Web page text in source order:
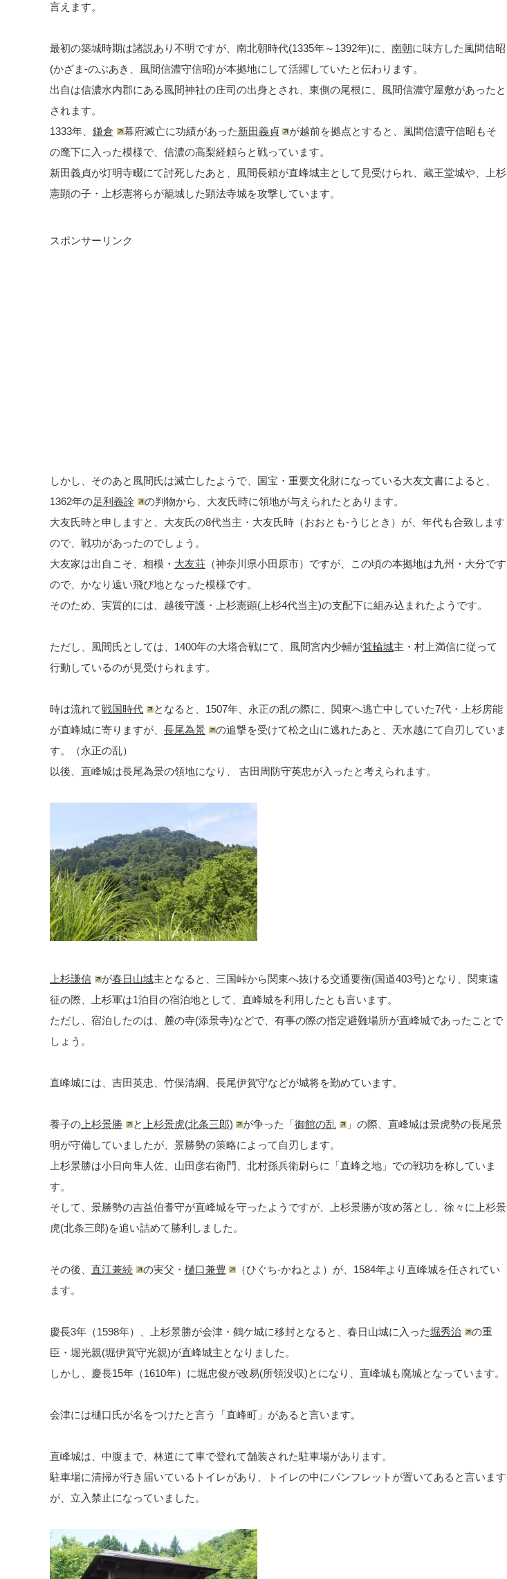
言えます。
最初の築城時期は諸説あり不明ですが、南北朝時代(1335年～1392年)に、 南朝に味方した風間信昭
(かざま-のぶあき、風間信濃守信昭)が本拠地にして活躍していたと伝わります。
出自は信濃水内郡にある風間神社の庄司の出身とされ、東側の尾根に、風間信濃守屋敷があったと
されます。
1333年、 鎌倉 幕府滅亡に功績があった新田義貞
が越前を拠点とすると、風間信濃守信昭もそ
の麾下に入った模様で、信濃の高梨経頼らと戦っています。
新田義貞が灯明寺畷にて討死したあと、風間長頼が直峰城主として見受けられ、蔵王堂城や、上杉
憲顕の子・上杉憲将らが籠城した顕法寺城を攻撃しています。
スポンサーリンク
しかし、そのあと風間氏は滅亡したようで、国宝・重要文化財になっている大友文書によると、
1362年の足利義詮
の判物から、大友氏時に領地が与えられたとあります。
大友氏時と申しますと、大友氏の8代当主・大友氏時（おおとも-うじとき）が、年代も合致します
ので、戦功があったのでしょう。
大友家は出自こそ、相模・ 大友荘 （神奈川県小田原市）ですが、この頃の本拠地は九州・大分です
ので、かなり遠い飛び地となった模様です。
そのため、実質的には、越後守護・上杉憲顕(上杉4代当主)の支配下に組み込まれたようです。
ただし、風間氏としては、1400年の大塔合戦にて、風間宮内少輔が箕輪城主・村上満信に従って
行動しているのが見受けられます。
時は流れて戦国時代
となると、1507年、永正の乱の際に、関東へ逃亡中していた7代・上杉房能
が直峰城に寄りますが、 長尾為景
の追撃を受けて松之山に逃れたあと、天水越にて自刃していま
す。（永正の乱）
以後、直峰城は長尾為景の領地になり、 吉田周防守英忠が入ったと考えられます。
上杉謙信 が春日山城主となると、三国峠から関東へ抜ける交通要衡(国道403号)となり、関東遠
征の際、上杉軍は1泊目の宿泊地として、直峰城を利用したとも言います。
ただし、宿泊したのは、麓の寺(添景寺)などで、有事の際の指定避難場所が直峰城であったことで
しょう。
直峰城には、吉田英忠、竹俣清綱、長尾伊賀守などが城将を勤めています。
養子の 上杉景勝 と 上杉景虎(北条三郎) が争った「御館の乱
」の際、直峰城は景虎勢の長尾景
明が守備していましたが、景勝勢の策略によって自刃します。
上杉景勝は小日向隼人佐、山田彦右衛門、北村孫兵衛尉らに「直峰之地」での戦功を称していま
す。
そして、景勝勢の吉益伯耆守が直峰城を守ったようですが、上杉景勝が攻め落とし、徐々に上杉景
虎(北条三郎)を追い詰めて勝利しました。
その後、 直江兼続 の実父・ 樋口兼豊
（ひぐち-かねとよ）が、1584年より直峰城を任されてい
ます。
慶長3年（1598年）、上杉景勝が会津・鶴ケ城に移封となると、春日山城に入った堀秀治
の重
臣・堀光親(堀伊賀守光親)が直峰城主となりました。
しかし、慶長15年（1610年）に堀忠俊が改易(所領没収)とになり、直峰城も廃城となっています。
会津には樋口氏が名をつけたと言う「直峰町」があると言います。
直峰城は、中腹まで、林道にて車で登れて舗装された駐車場があります。
駐車場に清掃が行き届いているトイレがあり、トイレの中にパンフレットが置いてあると言います
が、立入禁止になっていました。